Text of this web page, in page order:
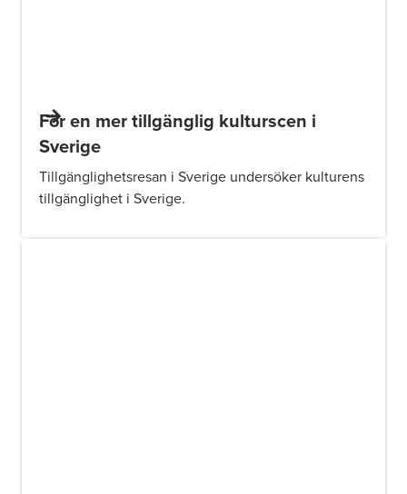
För en mer tillgänglig kulturscen i
Sverige
Tillgänglighetsresan i Sverige undersöker kulturens
tillgänglighet i Sverige.